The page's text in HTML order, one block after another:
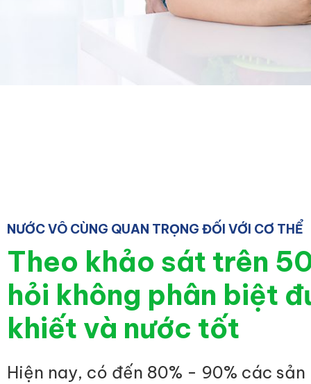
NƯỚC VÔ CÙNG QUAN TRỌNG ĐỐI VỚI CƠ THỂ
Theo khảo sát trên
hỏi không phân biệt
khiết và nước tốt
Hiện nay, có đến 80% - 90% các